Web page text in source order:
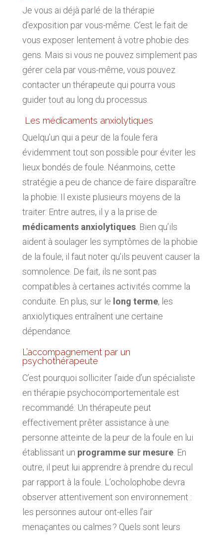
Je vous ai déjà parlé de la thérapie
d’exposition par vous-même. C’est le fait de
vous exposer lentement à votre phobie des
gens. Mais si vous ne pouvez simplement pas
gérer cela par vous-même, vous pouvez
contacter un thérapeute qui pourra vous
guider tout au long du processus.
Les médicaments anxiolytiques
Quelqu’un qui a peur de la foule fera
évidemment tout son possible pour éviter les
lieux bondés de foule. Néanmoins, cette
stratégie a peu de chance de faire disparaître
la phobie. Il existe plusieurs moyens de la
traiter. Entre autres, il y a la prise de
médicaments anxiolytiques. Bien qu’ils
aident à soulager les symptômes de la phobie
de la foule, il faut noter qu’ils peuvent causer la
somnolence. De fait, ils ne sont pas
compatibles à certaines activités comme la
conduite. En plus, sur le long terme, les
anxiolytiques entraînent une certaine
dépendance.
L’accompagnement par un
psychothérapeute
C’est pourquoi solliciter l’aide d’un spécialiste
en thérapie psychocomportementale est
recommandé. Un thérapeute peut
effectivement prêter assistance à une
personne atteinte de la peur de la foule en lui
établissant un programme sur mesure. En
outre, il peut lui apprendre à prendre du recul
par rapport à la foule. L’ocholophobe devra
observer attentivement son environnement :
les personnes autour ont-elles l’air
menaçantes ou calmes ? Quels sont leurs